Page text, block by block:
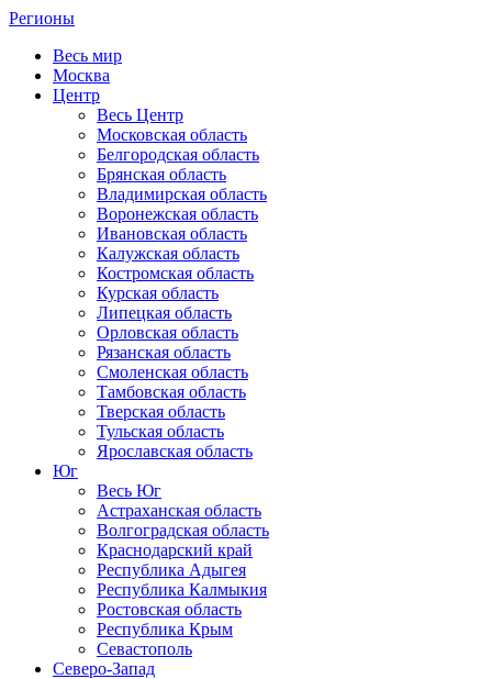
Регионы
Весь мир
Москва
Центр
Весь Центр
Московская область
Белгородская область
Брянская область
Владимирская область
Воронежская область
Ивановская область
Калужская область
Костромская область
Курская область
Липецкая область
Орловская область
Рязанская область
Смоленская область
Тамбовская область
Тверская область
Тульская область
Ярославская область
Юг
Весь Юг
Астраханская область
Волгоградская область
Краснодарский край
Республика Адыгея
Республика Калмыкия
Ростовская область
Республика Крым
Севастополь
Северо-Запад